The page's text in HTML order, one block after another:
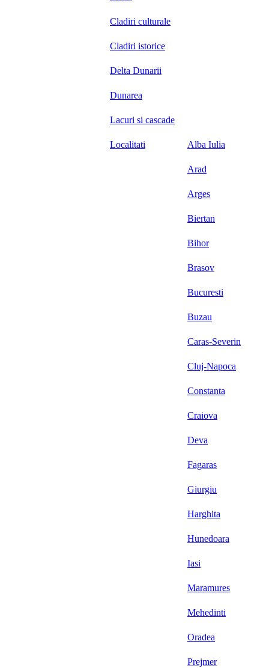
Cladiri culturale
Cladiri istorice
Delta Dunarii
Dunarea
Lacuri si cascade
Localitati Alba Iulia
Arad
Arges
Biertan
Bihor
Brasov
Bucuresti
Buzau
Caras-Severin
Cluj-Napoca
Constanta
Craiova
Deva
Fagaras
Giurgiu
Harghita
Hunedoara
Iasi
Maramures
Mehedinti
Oradea
Prejmer